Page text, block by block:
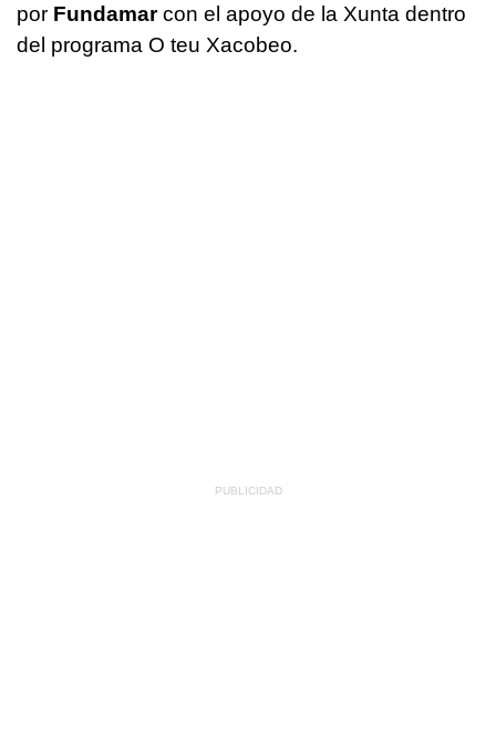
por Fundamarcon el apoyo de la Xunta dentro
del programa O teu Xacobeo.